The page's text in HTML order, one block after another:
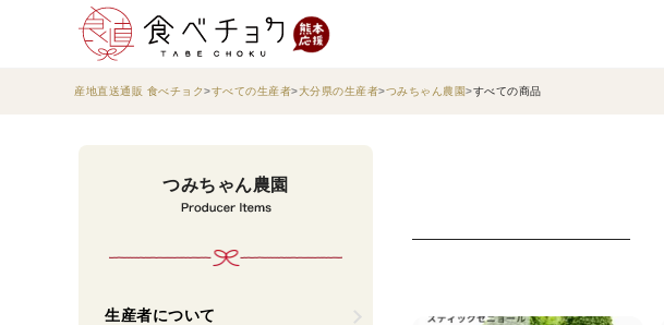
産地直送通販 食べチョク すべての生産者 大分県の生産者 つみちゃん農園 すべての商品
つみちゃん農園
生産者について